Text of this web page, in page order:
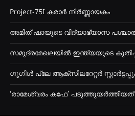
Project-75I കരാർ നിർണ്ണായകം
അമിത് ഷായുടെ വിദ്യാഭ്യാസ
സമുദ്രമേഖലയിൽ ഇന്ത്യയുടെ
ഗൂഗിൾ പ്ലേ ആക്സിലറേറ്റർ
‘രാമേശ്വരം കഫേ’